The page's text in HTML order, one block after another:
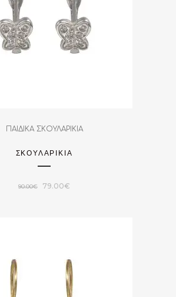
ΠΑΙΔΙΚΑ ΣΚΟΥΛΑΡΙΚΙΑ
ΣΚΟΥΛΑΡΙΚΙΑ
90.00€
Original
79.00€